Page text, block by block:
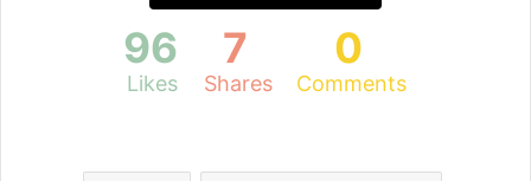
96
Likes
7
Shares
0
Comments